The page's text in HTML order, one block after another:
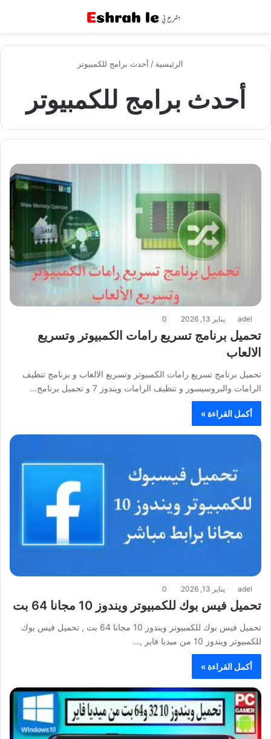
الرئيسية / أحدث برامج للكمبيوتر
أحدث برامج للكمبيوتر
adel يناير 13, 2026 0
تحميل برنامج تسريع رامات الكمبيوتر وتسريع
الالعاب
تحميل برنامج تسريع رامات الكمبيوتر وتسريع الالعاب و برنامج تنظيف
الرامات والبروسيسور و تنظيف الرامات ويندوز 7 و تحميل برنامج…
أكمل القراءة »
adel يناير 13, 2026 0
تحميل فيس بوك للكمبيوتر ويندوز 10 مجانا 64 بت
تحميل فيس بوك للكمبيوتر ويندوز 10 مجانا 64 بت , تحميل فيس بوك
للكمبيوتر ويندوز 10 من ميديا فاير ,…
أكمل القراءة »